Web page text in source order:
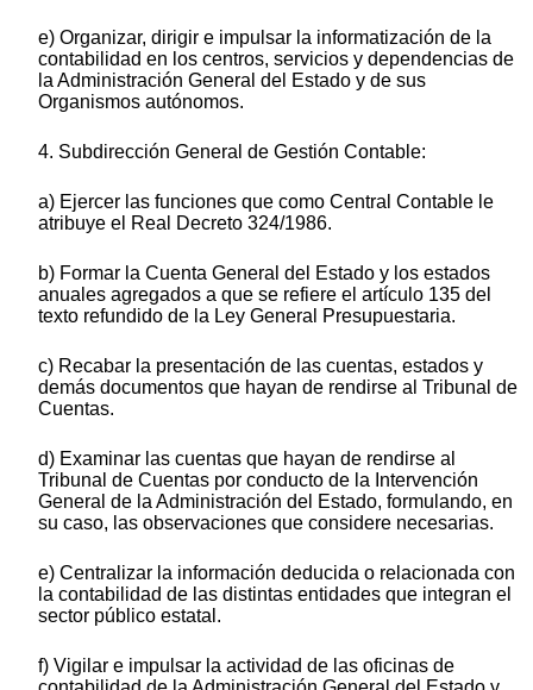
e) Organizar, dirigir e impulsar la informatización de la
contabilidad en los centros, servicios y dependencias de
la Administración General del Estado y de sus
Organismos autónomos.
4. Subdirección General de Gestión Contable:
a) Ejercer las funciones que como Central Contable le
atribuye el Real Decreto 324/1986.
b) Formar la Cuenta General del Estado y los estados
anuales agregados a que se refiere el artículo 135 del
texto refundido de la Ley General Presupuestaria.
c) Recabar la presentación de las cuentas, estados y
demás documentos que hayan de rendirse al Tribunal de
Cuentas.
d) Examinar las cuentas que hayan de rendirse al
Tribunal de Cuentas por conducto de la Intervención
General de la Administración del Estado, formulando, en
su caso, las observaciones que considere necesarias.
e) Centralizar la información deducida o relacionada con
la contabilidad de las distintas entidades que integran el
sector público estatal.
f) Vigilar e impulsar la actividad de las oficinas de